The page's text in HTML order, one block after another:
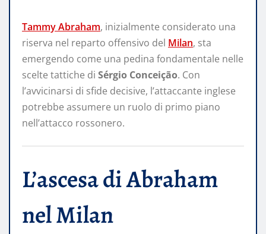
Tammy Abraham, inizialmente considerato una
riserva nel reparto offensivo del Milan, sta
emergendo come una pedina fondamentale nelle
scelte tattiche di Sérgio Conceição. Con
l’avvicinarsi di sfide decisive, l’attaccante inglese
potrebbe assumere un ruolo di primo piano
nell’attacco rossonero.
L’ascesa di Abraham
nel Milan